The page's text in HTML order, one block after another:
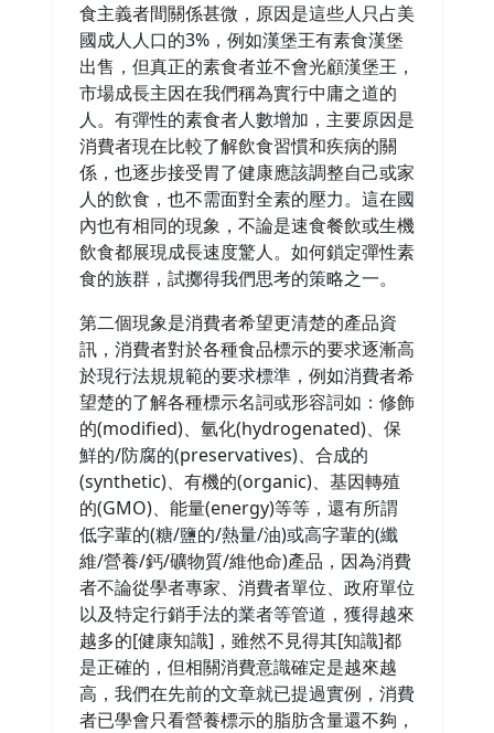
食主義者間關係甚微，原因是這些人只占美
國成人人口的3%，例如漢堡王有素食漢堡
出售，但真正的素食者並不會光顧漢堡王，
市場成長主因在我們稱為實行中庸之道的
人。有彈性的素食者人數增加，主要原因是
消費者現在比較了解飲食習慣和疾病的關
係，也逐步接受胃了健康應該調整自己或家
人的飲食，也不需面對全素的壓力。這在國
內也有相同的現象，不論是速食餐飲或生機
飲食都展現成長速度驚人。如何鎖定彈性素
食的族群，試擲得我們思考的策略之一。
第二個現象是消費者希望更清楚的產品資
訊，消費者對於各種食品標示的要求逐漸高
於現行法規規範的要求標準，例如消費者希
望楚的了解各種標示名詞或形容詞如：修飾
的(modified)、氫化(hydrogenated)、保
鮮的/防腐的(preservatives)、合成的
(synthetic)、有機的(organic)、基因轉殖
的(GMO)、能量(energy)等等，還有所謂
低字輩的(糖/鹽的/熱量/油)或高字輩的(纖
維/營養/鈣/礦物質/維他命)產品，因為消費
者不論從學者專家、消費者單位、政府單位
以及特定行銷手法的業者等管道，獲得越來
越多的[健康知識]，雖然不見得其[知識]都
是正確的，但相關消費意識確定是越來越
高，我們在先前的文章就已提過實例，消費
者已學會只看營養標示的脂肪含量還不夠，